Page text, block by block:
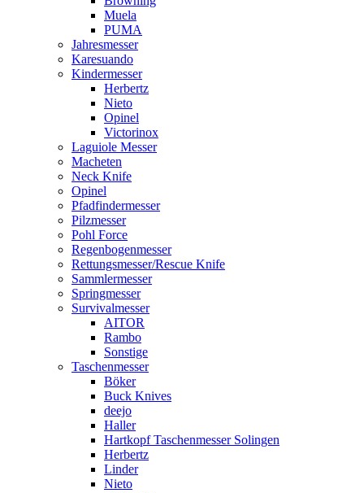
Muela
PUMA
Jahresmesser
Karesuando
Kindermesser
Herbertz
Nieto
Opinel
Victorinox
Laguiole Messer
Macheten
Neck Knife
Opinel
Pfadfindermesser
Pilzmesser
Pohl Force
Regenbogenmesser
Rettungsmesser/Rescue Knife
Sammlermesser
Springmesser
Survivalmesser
AITOR
Rambo
Sonstige
Taschenmesser
Böker
Buck Knives
deejo
Haller
Hartkopf Taschenmesser Solingen
Herbertz
Linder
Nieto